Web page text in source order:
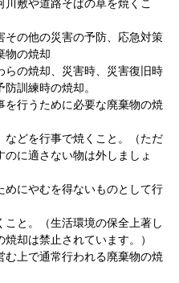
敷や道路そばの草を焼くこ
その他の災害の予防、応急対策
物の焼却
らの焼却、災害時、災害復旧時
訓練時の焼却。
を行うために必要な廃棄物の焼
などを行事で焼くこと。（ただ
のに適さない物は外しましょ
めにやむを得ないものとして行
と。（生活環境の保全上著し
却は禁止されています。）
む上で通常行われる廃棄物の焼